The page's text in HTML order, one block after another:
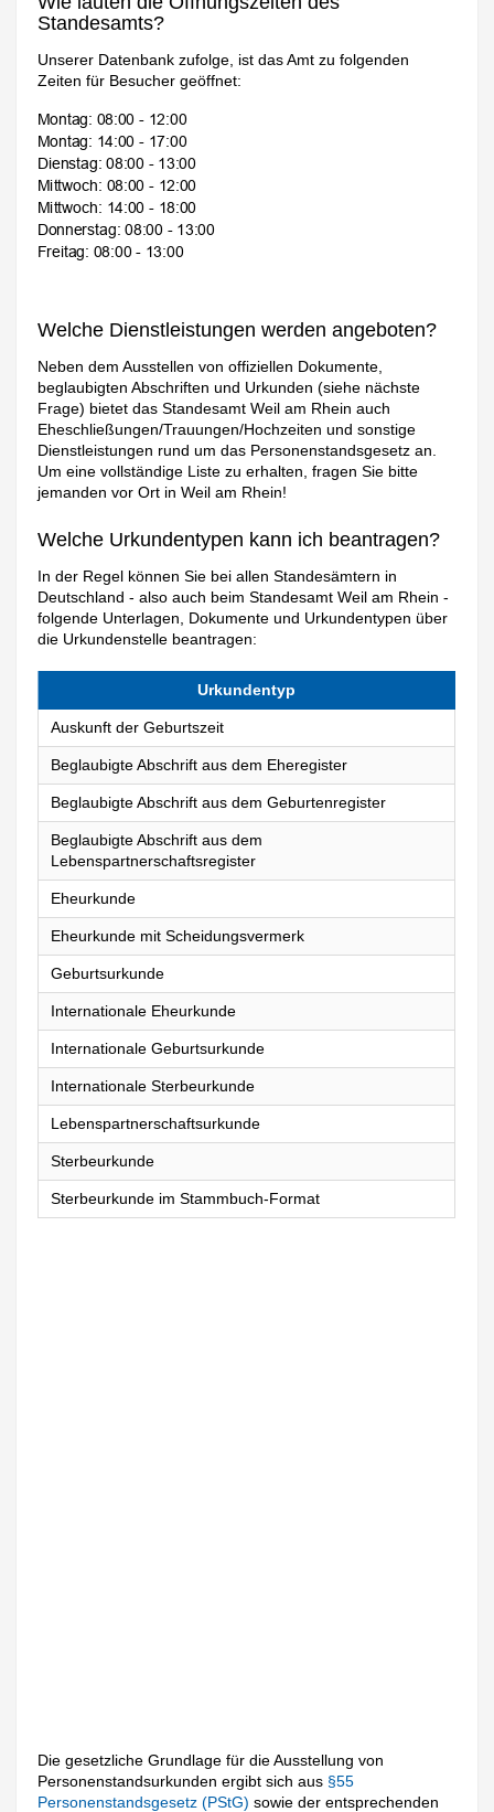
Standesamts?
Unserer Datenbank zufolge, ist das Amt zu folgenden
Zeiten für Besucher geöffnet:
Welche Dienstleistungen werden angeboten?
Neben dem Ausstellen von offiziellen Dokumente,
beglaubigten Abschriften und Urkunden (siehe nächste
Frage) bietet das Standesamt Weil am Rhein auch
Eheschließungen/Trauungen/Hochzeiten und sonstige
Dienstleistungen rund um das Personenstandsgesetz an.
Um eine vollständige Liste zu erhalten, fragen Sie bitte
jemanden vor Ort in Weil am Rhein!
Welche Urkundentypen kann ich beantragen?
In der Regel können Sie bei allen Standesämtern in
Deutschland - also auch beim Standesamt Weil am Rhein -
folgende Unterlagen, Dokumente und Urkundentypen über
die Urkundenstelle beantragen:
Urkundentyp
Auskunft der Geburtszeit
Beglaubigte Abschrift aus dem Eheregister
Beglaubigte Abschrift aus dem Geburtenregister
Beglaubigte Abschrift aus dem
Lebenspartnerschaftsregister
Eheurkunde
Eheurkunde mit Scheidungsvermerk
Geburtsurkunde
Internationale Eheurkunde
Internationale Geburtsurkunde
Internationale Sterbeurkunde
Lebenspartnerschaftsurkunde
Sterbeurkunde
Sterbeurkunde im Stammbuch-Format
Die gesetzliche Grundlage für die Ausstellung von
Personenstandsurkunden ergibt sich aus §55
Personenstandsgesetz (PStG)sowie der entsprechenden